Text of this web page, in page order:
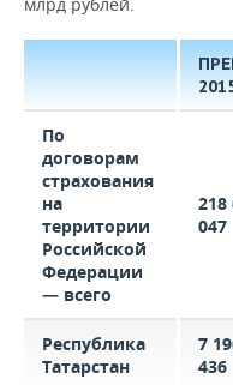
По
договорам
страхования
на
территории
Российской
Федерации
— всего
218
047
Республика
Татарстан
7
436